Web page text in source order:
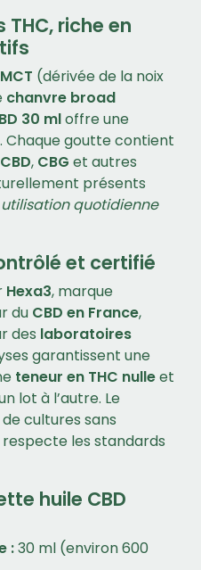
THC, riche en
(dérivée de la noix
chanvre broad
30 mloffre une
Chaque goutte contient
CBD, CBG et autres
présents
utilisation quotidienne
et certifié
Hexa3, marque
du CBD en France,
des laboratoires
garantissent une
teneur en THC nulleet
lot à l’autre. Le
cultures sans
respecte les standards
huile CBD
:30 ml (environ 600